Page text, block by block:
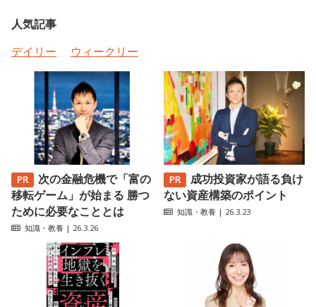
人気記事
デイリー
ウィークリー
次の金融危機で「富の
移転ゲーム」が始まる 勝つ
ために必要なこととは
知識・教養 | 26.3.26
成功投資家が語る負け
ない資産構築のポイント
知識・教養 | 26.3.23